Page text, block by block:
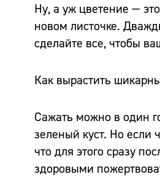
Ну, а уж цветение —
новом листочке.
сделайте все, чтобы
Как вырастить
Сажать можно в один
зеленый куст. Но если
что для этого сразу
здоровыми